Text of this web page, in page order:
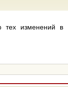
тех изменений в